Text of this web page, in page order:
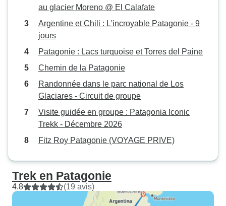
au glacier Moreno @ El Calafate
Argentine et Chili : L'incroyable Patagonie - 9
jours
Patagonie : Lacs turquoise et Torres del Paine
Chemin de la Patagonie
Randonnée dans le parc national de Los
Glaciares - Circuit de groupe
Visite guidée en groupe : Patagonia Iconic
Trekk - Décembre 2026
Fitz Roy Patagonie (VOYAGE PRIVE)
Trek en Patagonie
4.8 (19 avis)